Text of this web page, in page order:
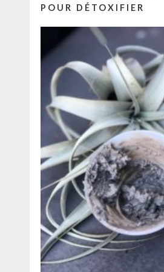
POUR DÉTOXIFIER